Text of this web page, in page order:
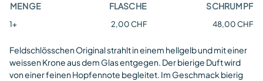
MENGE FLASCHE SCHRUMPF
1+ 2,00 CHF 48,00 CHF
Feldschlösschen Original strahlt in einem hellgelb und mit einer
weissen Krone aus dem Glas entgegen. Der bierige Duft wird
von einer feinen Hopfennote begleitet. Im Geschmack bierig